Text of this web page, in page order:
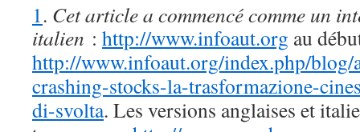
1. Cet article a commencé comme un
italien : http://www.infoaut.org au
http://www.infoaut.org/index.php/
crashing-stocks-la-trasformazione-
di-svolta. Les versions anglaises et